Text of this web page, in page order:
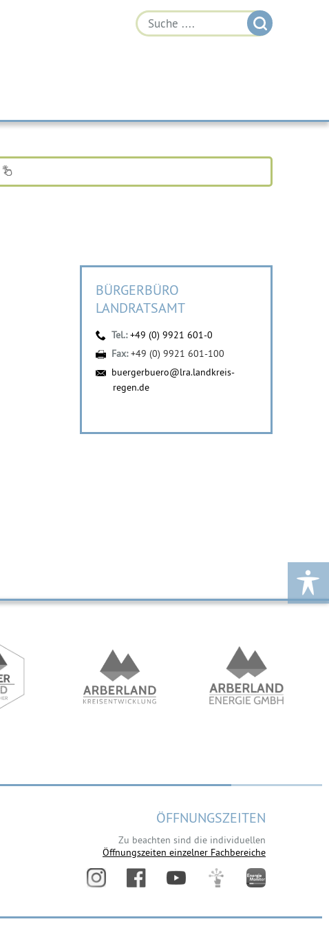
BÜRGERBÜRO
LANDRATSAMT
Tel.:+49 (0) 9921 601-0
Fax:+49 (0) 9921 601-100
buergerbuero@lra.landkreis-
regen.de
ÖFFNUNGSZEITEN
Zu beachten sind die individuellen
Öffnungszeiten einzelner Fachbereiche